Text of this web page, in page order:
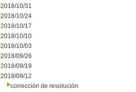
2018/10/31
2018/10/24
2018/10/17
2018/10/10
2018/10/03
2018/09/26
2018/09/19
2018/09/12
corrección de resolución